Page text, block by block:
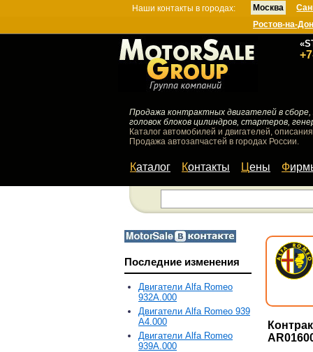
Наши контакты в городах: Москва
Ростов-на-
Продажа контрактных двигателей в сборе,
головок блоков цилиндров, стартеров,
Каталог автомобилей и двигателей,
Продажа автозапчастей в городах России.
Каталог Контакты Цены
Последние изменения
Двигатели Alfa Romeo
932A.000
Двигатели Alfa Romeo 939
A4.000
Двигатели Alfa Romeo
939A.000